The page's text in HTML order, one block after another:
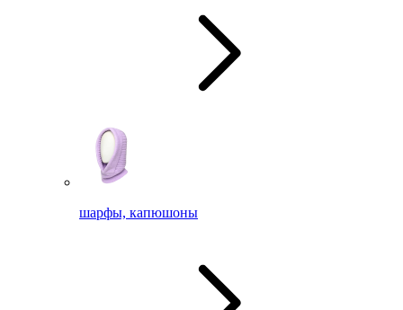
шарфы, капюшоны